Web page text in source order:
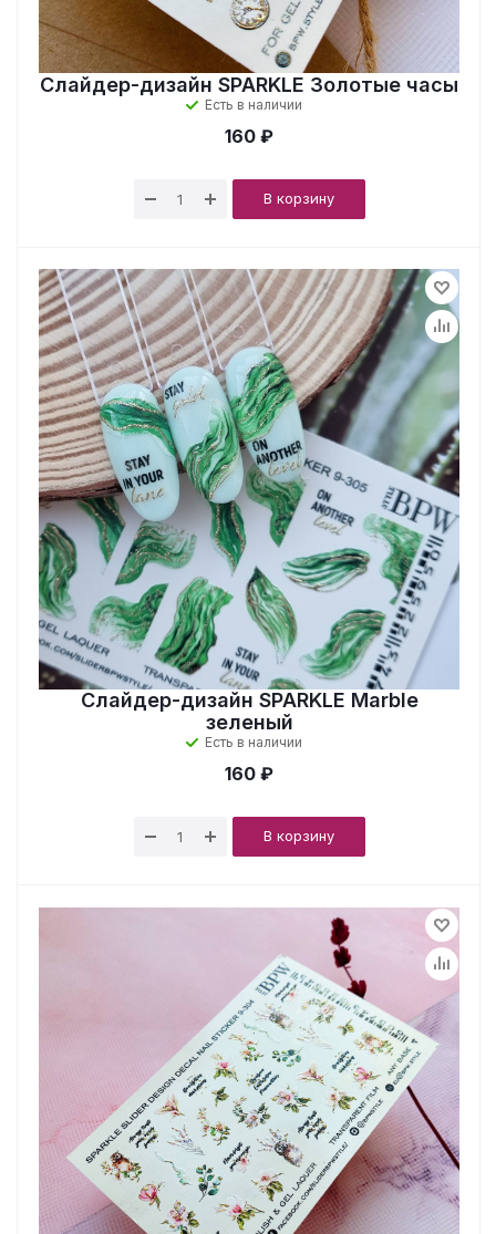
Слайдер-дизайн SPARKLE Золотые часы
Есть в наличии
160 ₽
В корзину
Слайдер-дизайн SPARKLE Marble
зеленый
Есть в наличии
160 ₽
В корзину